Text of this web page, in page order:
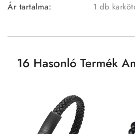
Ár tartalma:
1 db
16 Hasonló Termék